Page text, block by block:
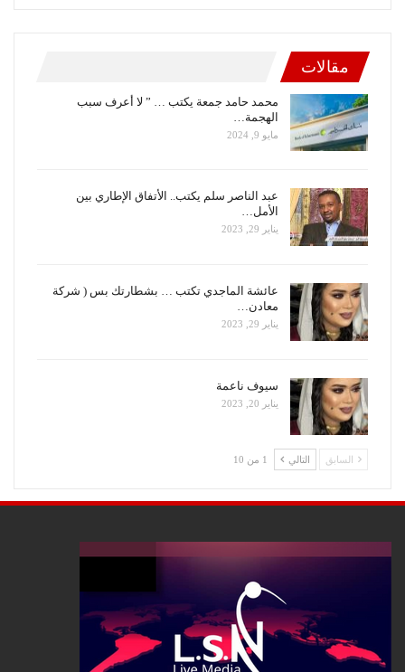
مقالات
محمد حامد جمعة يكتب … ” لا أعرف سبب
الهجمة…
مايو 9, 2024
عبد الناصر سلم يكتب.. الأتفاق الإطاري بين
الأمل…
يناير 29, 2023
عائشة الماجدي تكتب … بشطارتك بس ( شركة
معادن…
يناير 29, 2023
سيوف ناعمة
يناير 20, 2023
السابق التالي 1 من 10